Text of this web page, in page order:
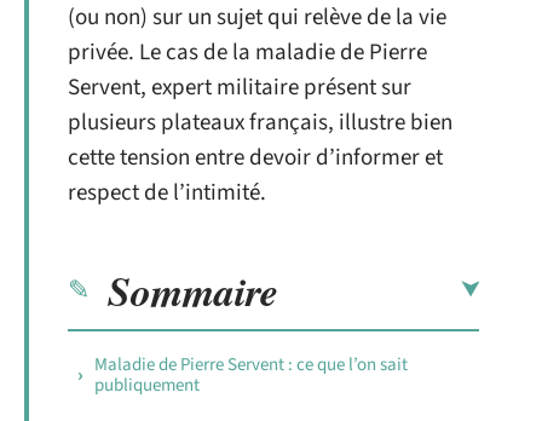
(ou non) sur un sujet qui relève de la vie
privée. Le cas de la maladie de Pierre
Servent, expert militaire présent sur
plusieurs plateaux français, illustre bien
cette tension entre devoir d’informer et
respect de l’intimité.
Sommaire
Maladie de Pierre Servent : ce que l’on sait
publiquement